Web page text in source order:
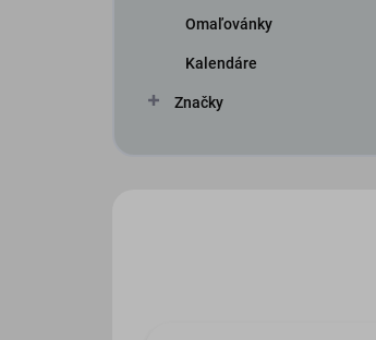
Omaľovánky
Kalendáre
Značky